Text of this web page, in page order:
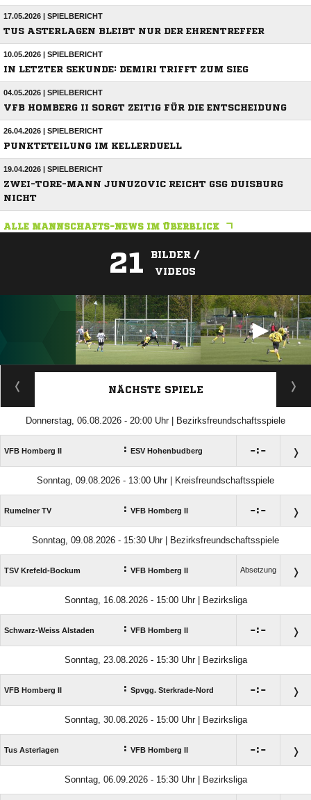
17.05.2026 | SPIELBERICHT
TUS ASTERLAGEN BLEIBT NUR DER EHRENTREFFER
10.05.2026 | SPIELBERICHT
IN LETZTER SEKUNDE: DEMIRI TRIFFT ZUM SIEG
04.05.2026 | SPIELBERICHT
VFB HOMBERG II SORGT ZEITIG FÜR DIE ENTSCHEIDUNG
26.04.2026 | SPIELBERICHT
PUNKTETEILUNG IM KELLERDUELL
19.04.2026 | SPIELBERICHT
ZWEI-TORE-MANN JUNUZOVIC REICHT GSG DUISBURG
NICHT
ALLE MANNSCHAFTS-NEWS IM ÜBERBLICK
21
BILDER /
VIDEOS
ANZEIGE
NÄCHSTE SPIELE
Donnerstag, 06.08.2026 - 20:00 Uhr | Bezirksfreundschaftsspiele
VFB Homberg II : ESV Hohenbudberg :
Sonntag, 09.08.2026 - 13:00 Uhr | Kreisfreundschaftsspiele
Rumelner TV : VFB Homberg II :
Sonntag, 09.08.2026 - 15:30 Uhr | Bezirksfreundschaftsspiele
TSV Krefeld-Bockum : VFB Homberg II Absetzung
Sonntag, 16.08.2026 - 15:00 Uhr | Bezirksliga
Schwarz-Weiss Alstaden : VFB Homberg II :
Sonntag, 23.08.2026 - 15:30 Uhr | Bezirksliga
VFB Homberg II : Spvgg. Sterkrade-Nord :
Sonntag, 30.08.2026 - 15:00 Uhr | Bezirksliga
Tus Asterlagen : VFB Homberg II :
Sonntag, 06.09.2026 - 15:30 Uhr | Bezirksliga